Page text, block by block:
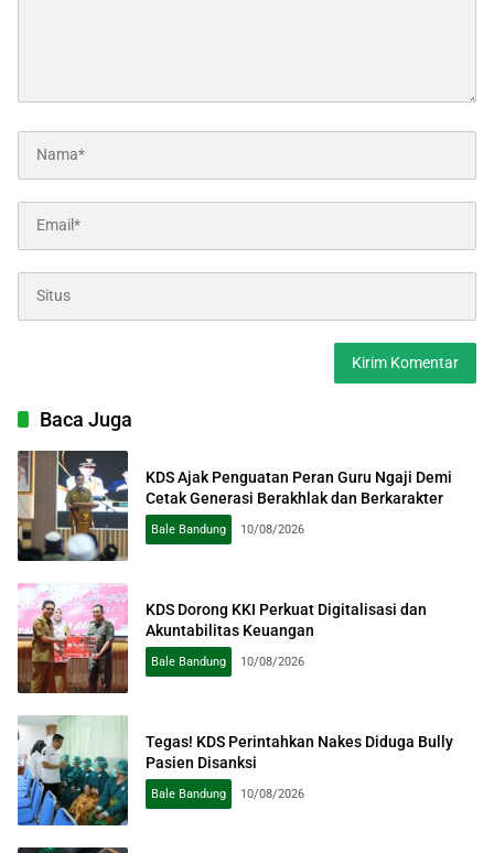
Baca Juga
KDS Ajak Penguatan Peran Guru Ngaji Demi
Cetak Generasi Berakhlak dan Berkarakter
Bale Bandung 10/08/2026
KDS Dorong KKI Perkuat Digitalisasi dan
Akuntabilitas Keuangan
Bale Bandung 10/08/2026
Tegas! KDS Perintahkan Nakes Diduga Bully
Pasien Disanksi
Bale Bandung 10/08/2026